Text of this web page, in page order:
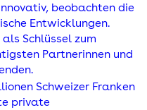
beobachten die
Entwicklungen.
Schlüssel zum
Partnerinnen und
Schweizer Franken
private